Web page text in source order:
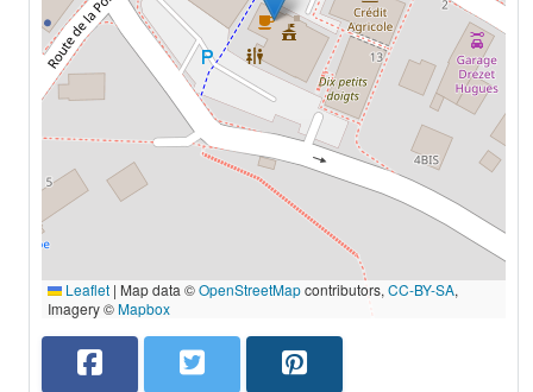
Leaflet | Map data ©OpenStreetMapcontributors, CC-BY-SA,
Imagery ©Mapbox